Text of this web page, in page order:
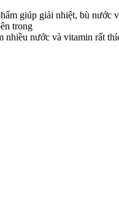
nhiều nước và vitamin rất